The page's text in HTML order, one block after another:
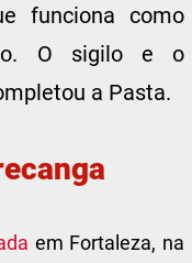
funciona como
O sigilo e o
a Pasta.
em Fortaleza, na